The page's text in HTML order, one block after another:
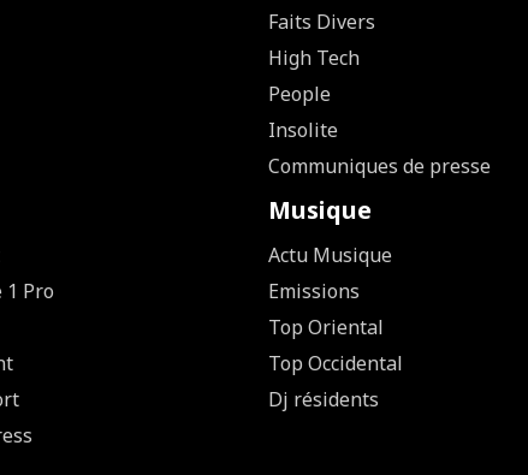
Faits Divers
High Tech
People
Insolite
Communiques de presse
1 Pro
Musique
Actu Musique
Emissions
Top Oriental
Top Occidental
Dj résidents